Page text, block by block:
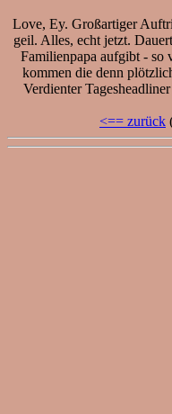
Love, Ey. Großartiger
geil. Alles, echt jetzt.
Familienpapa aufgibt - so
kommen die denn
Verdienter
<== zurück